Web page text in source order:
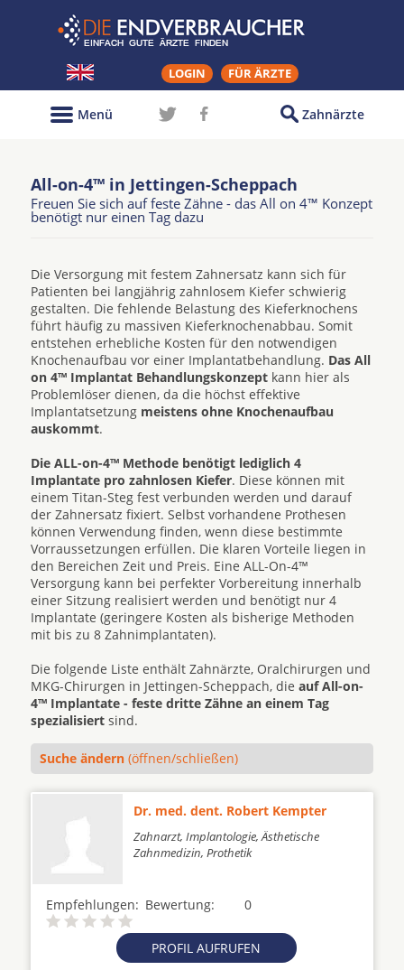
LOGIN FÜR ÄRZTE
Zahnärzte
Menü
All-on-4™ in Jettingen-Scheppach
Freuen Sie sich auf feste Zähne - das All on 4™ Konzept
benötigt nur einen Tag dazu
Die Versorgung mit festem Zahnersatz kann sich für
Patienten bei langjährig zahnlosem Kiefer schwierig
gestalten. Die fehlende Belastung des Kieferknochens
führt häufig zu massiven Kieferknochenabbau. Somit
entstehen erhebliche Kosten für den notwendigen
Knochenaufbau vor einer Implantatbehandlung. Das All
on 4™ Implantat Behandlungskonzept kann hier als
Problemlöser dienen, da die höchst effektive
Implantatsetzung meistens ohne Knochenaufbau
auskommt.
Die ALL-on-4™ Methode benötigt lediglich 4
Implantate pro zahnlosen Kiefer. Diese können mit
einem Titan-Steg fest verbunden werden und darauf
der Zahnersatz fixiert. Selbst vorhandene Prothesen
können Verwendung finden, wenn diese bestimmte
Vorraussetzungen erfüllen. Die klaren Vorteile liegen in
den Bereichen Zeit und Preis. Eine ALL-On-4™
Versorgung kann bei perfekter Vorbereitung innerhalb
einer Sitzung realisiert werden und benötigt nur 4
Implantate (geringere Kosten als bisherige Methoden
mit bis zu 8 Zahnimplantaten).
Die folgende Liste enthält Zahnärzte, Oralchirurgen und
MKG-Chirurgen in Jettingen-Scheppach, die auf All-on-
4™ Implantate - feste dritte Zähne an einem Tag
spezialisiert sind.
Suche ändern (öffnen/schließen)
Dr. med. dent. Robert Kempter
Zahnarzt, Implantologie, Ästhetische
Zahnmedizin, Prothetik
Empfehlungen: 0
Bewertung:
PROFIL AUFRUFEN